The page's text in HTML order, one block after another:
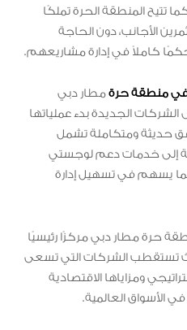
تتيح المنطقة الحرة تملكًا
الأجانب، دون الحاجة
كاملاً في إدارة مشاريعهم.
منطقة حرةمطار دبي
الجديدة بدء عملياتها
حديثة ومتكاملة تشمل
إلى خدمات دعم لوجستي
مما يسهم في تسهيل إدارة
حرة مطار دبي مركزًا رئيسيًا
حيث تستقطب الشركات التي تسعى
ومزاياها الاقتصادية
الأسواق العالمية.